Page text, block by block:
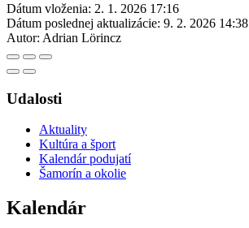
Dátum vloženia: 2. 1. 2026 17:16
Dátum poslednej aktualizácie: 9. 2. 2026 14:38
Autor: Adrian Lörincz
Udalosti
Aktuality
Kultúra a šport
Kalendár podujatí
Šamorín a okolie
Kalendár